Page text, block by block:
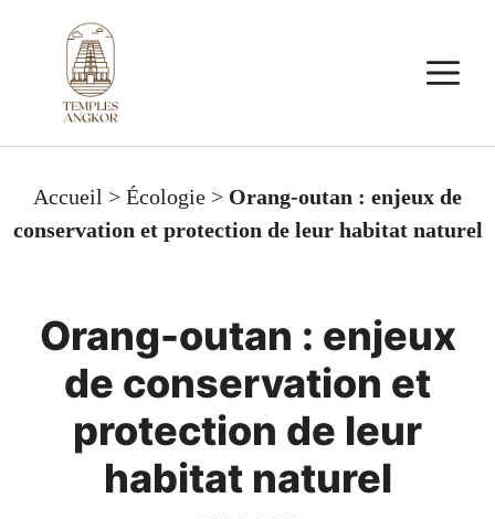
contenu
Accueil > Écologie > Orang-outan : enjeux de
conservation et protection de leur habitat naturel
Orang-outan : enjeux
de conservation et
protection de leur
habitat naturel